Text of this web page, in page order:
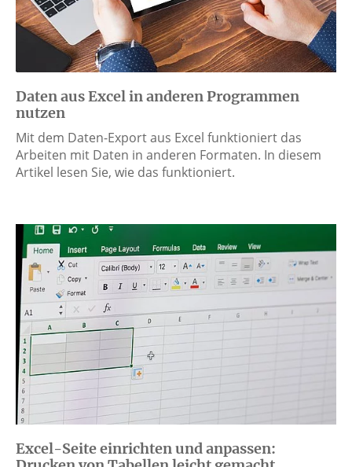
Daten aus Excel in anderen Programmen
nutzen
Mit dem Daten-Export aus Excel funktioniert das
Arbeiten mit Daten in anderen Formaten. In diesem
Artikel lesen Sie, wie das funktioniert.
Excel-Seite einrichten und anpassen: